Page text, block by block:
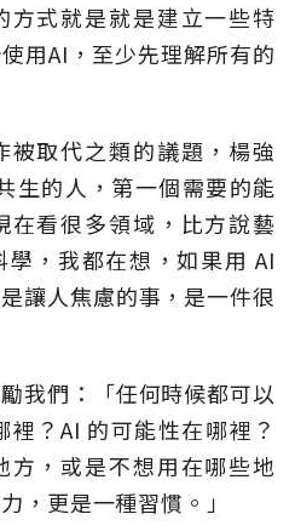
方式就是就是建立一些特
使用AI ， 至少先理解所有的
取代之類的議題， 楊強
生的人，第一個需要的能
在看很多領域，比方說藝
，我都在想，如果用 AI
讓人焦慮的事，是一件很
我們：「任何時候都可以
裡？ AI 的可能性在哪裡？
方，或是不想用在哪些地
，更是一種習慣。」